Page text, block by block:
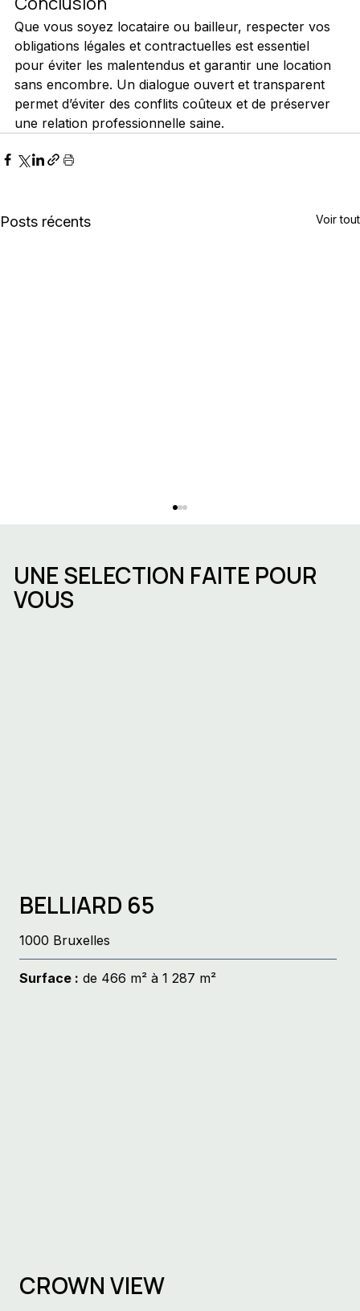
Que vous soyez locataire ou bailleur, respecter vos
obligations légales et contractuelles est essentiel
pour éviter les malentendus et garantir une location
sans encombre. Un dialogue ouvert et transparent
permet d’éviter des conflits coûteux et de préserver
une relation professionnelle saine.
Posts récents Voir tout
UNE SELECTION FAITE POUR
VOUS
BELLIARD 65
1000 Bruxelles
Surface : de 466 m² à 1 287 m²
CROWN VIEW